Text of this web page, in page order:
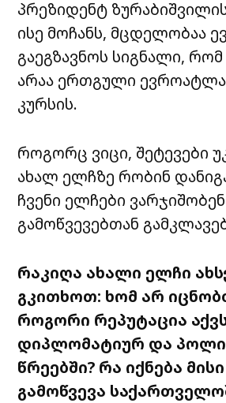
პრეზიდენტ
ისე მოჩანს, მცდელობაა
გაეგზავნოს სიგნალი,
არაა ერთგული
კურსის.
როგორც ვიცი, შეტევები
ახალ ელჩზე რობინ
ჩვენი ელჩები
გამოწვევებთან
რაკიღა ახალი ელჩი
გკითხოთ: ხომ არ
როგორი რეპუტაცია
დიპლომატიურ და
წრეებში? რა იქნება
გამოწვევა